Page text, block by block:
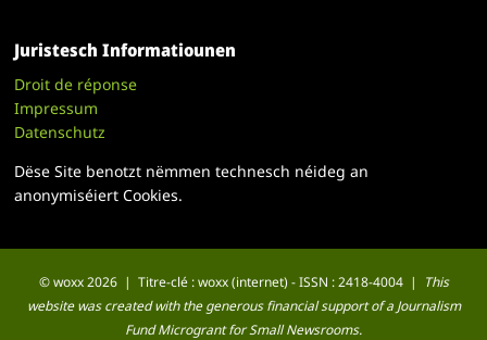
Juristesch Informatiounen
Droit de réponse
Impressum
Datenschutz
Dëse Site benotzt nëmmen technesch néideg an
anonymiséiert Cookies.
© woxx 2026 | Titre-clé : woxx (internet) - ISSN : 2418-4004 |
This
website was created with the generous financial support of a Journalism
Fund Microgrant for Small Newsrooms.